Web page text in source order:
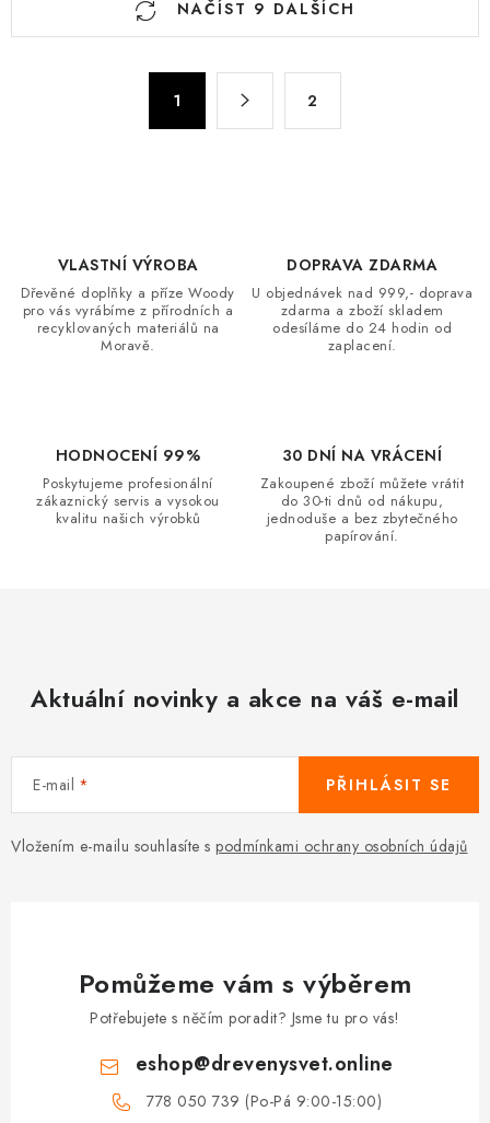
k
NAČÍST 9 DALŠÍCH
á
1 2
VLASTNÍ VÝROBA
Dřevěné doplňky a příze Woody
pro vás vyrábíme z přírodních a
recyklovaných materiálů na
Moravě.
DOPRAVA ZDARMA
U objednávek nad 999,- doprava
zdarma a zboží skladem
odesíláme do 24 hodin od
zaplacení.
HODNOCENÍ 99%
Poskytujeme profesionální
zákaznický servis a vysokou
kvalitu našich výrobků
30 DNÍ NA VRÁCENÍ
Zakoupené zboží můžete vrátit
do 30-ti dnů od nákupu,
jednoduše a bez zbytečného
papírování.
Aktuální novinky a akce na váš e-mail
E-mail
Vložením e-mailu souhlasíte s podmínkami ochrany osobních údajů
PŘIHLÁSIT SE
Pomůžeme vám s výběrem
Potřebujete s něčím poradit? Jsme tu pro vás!
eshop@drevenysvet.online
778 050 739 (Po-Pá 9:00-15:00)